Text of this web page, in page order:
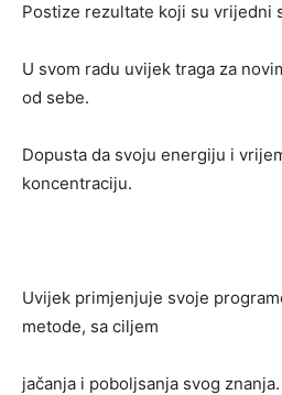
Postize rezultate koji su vrijedni
U svom radu uvijek traga za
od sebe.
Dopusta da svoju energiju i
koncentraciju.
Uvijek primjenjuje svoje
metode, sa ciljem
jačanja i poboljsanja svog znanja.